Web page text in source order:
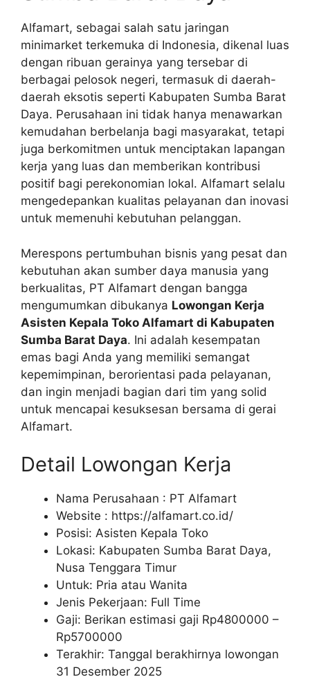
Alfamart, sebagai salah satu jaringan
minimarket terkemuka di Indonesia, dikenal luas
dengan ribuan gerainya yang tersebar di
berbagai pelosok negeri, termasuk di daerah-
daerah eksotis seperti Kabupaten Sumba Barat
Daya. Perusahaan ini tidak hanya menawarkan
kemudahan berbelanja bagi masyarakat, tetapi
juga berkomitmen untuk menciptakan lapangan
kerja yang luas dan memberikan kontribusi
positif bagi perekonomian lokal. Alfamart selalu
mengedepankan kualitas pelayanan dan inovasi
untuk memenuhi kebutuhan pelanggan.
Merespons pertumbuhan bisnis yang pesat dan
kebutuhan akan sumber daya manusia yang
berkualitas, PT Alfamart dengan bangga
mengumumkan dibukanya Lowongan Kerja
Asisten Kepala Toko Alfamart di Kabupaten
Sumba Barat Daya. Ini adalah kesempatan
emas bagi Anda yang memiliki semangat
kepemimpinan, berorientasi pada pelayanan,
dan ingin menjadi bagian dari tim yang solid
untuk mencapai kesuksesan bersama di gerai
Alfamart.
Detail Lowongan Kerja
Nama Perusahaan : PT Alfamart
Website : https://alfamart.co.id/
Posisi: Asisten Kepala Toko
Lokasi: Kabupaten Sumba Barat Daya,
Nusa Tenggara Timur
Untuk: Pria atau Wanita
Jenis Pekerjaan: Full Time
Gaji: Berikan estimasi gaji Rp4800000 –
Rp5700000
Terakhir: Tanggal berakhirnya lowongan
31 Desember 2025